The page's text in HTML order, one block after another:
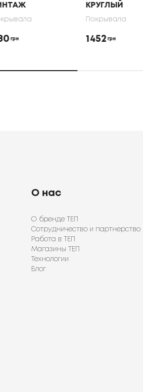
КРУГЛЫЙ
Покрывала
1452
КРУГЛЫЙ
Покрывала
2049
О нас
О бренде ТЕП
Сотрудничество и партнерство
Работа в ТЕП
Магазины ТЕП
Технологии
Блог